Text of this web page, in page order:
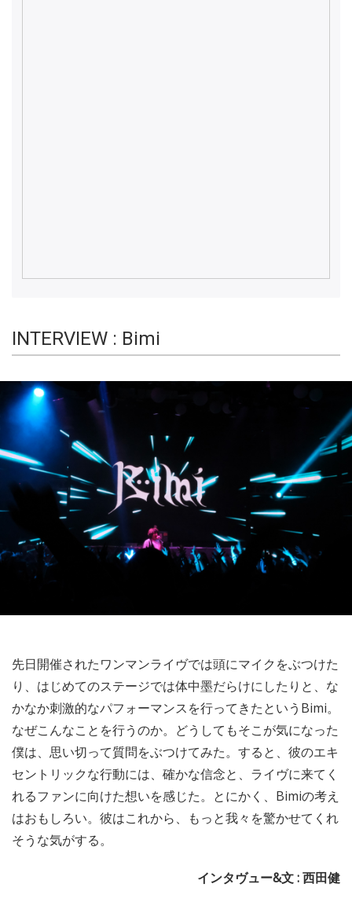
INTERVIEW : Bimi
先日開催されたワンマンライヴでは頭にマイクをぶつけた
り、はじめてのステージでは体中墨だらけにしたりと、な
かなか刺激的なパフォーマンスを行ってきたというBimi。
なぜこんなことを行うのか。どうしてもそこが気になった
僕は、思い切って質問をぶつけてみた。すると、彼のエキ
セントリックな行動には、確かな信念と、ライヴに来てく
れるファンに向けた想いを感じた。とにかく、Bimiの考え
はおもしろい。彼はこれから、もっと我々を驚かせてくれ
そうな気がする。
インタヴュー&文 : 西田健